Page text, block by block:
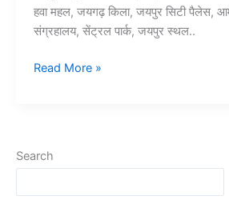
हवा महल, जयगढ़ किला, जयपुर सिटी पैलेस,
संग्रहालय, सेंट्रल पार्क, जयपुर स्थल..
Top
की
Read More »
Search